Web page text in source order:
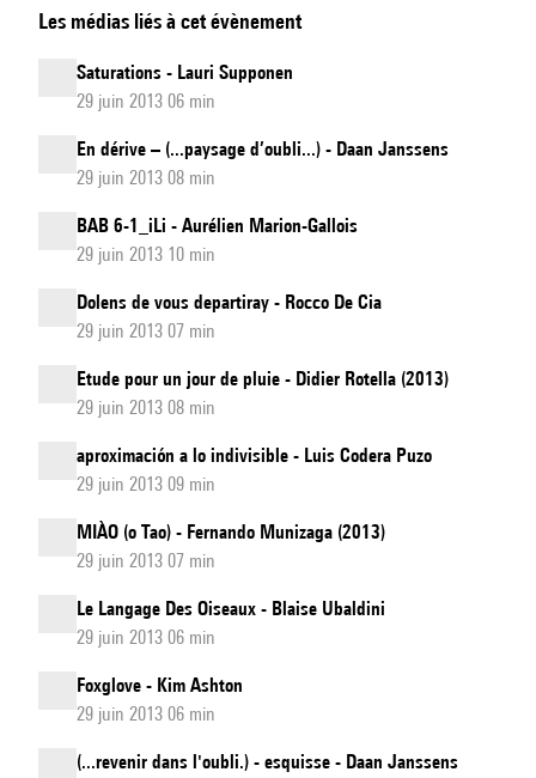
recherche-
création
DRAMA
Reactive
Agents
Musical
Agentivity)
Les médias liés à cet évènement
Saturations - Lauri Supponen
29 juin 2013 06 min
En dérive – (...paysage d’oubli...) - Daan Janssens
29 juin 2013 08 min
BAB 6-1_iLi - Aurélien Marion-Gallois
29 juin 2013 10 min
Dolens de vous departiray - Rocco De Cia
29 juin 2013 07 min
Etude pour un jour de pluie - Didier Rotella (2013)
29 juin 2013 08 min
aproximación a lo indivisible - Luis Codera Puzo
29 juin 2013 09 min
MIÀO (o Tao) - Fernando Munizaga (2013)
29 juin 2013 07 min
Le Langage Des Oiseaux - Blaise Ubaldini
29 juin 2013 06 min
Foxglove - Kim Ashton
29 juin 2013 06 min
(...revenir dans l'oubli.) - esquisse - Daan Janssens